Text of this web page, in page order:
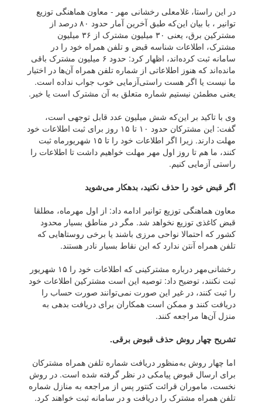
در این راستا، غلامعلی رخشانی مهر - معاون هماهنگی توزیع
توانیر ، با بیان این‌که طبق آخرین آمار حدود ۸۰ درصد از
مشترکین برق، یعنی ۳۰ میلیون مشترک از ۳۶ میلیون
مشترک، اطلاعات شناسه قبض و تلفن همراه خود را در
سامانه ثبت کرده‌اند، اظهار کرد: حدود ۶ میلیون مشترک باقی
مانده‌اند که هنوز اطلاعاتی از شماره تلفن همراه آن‌ها در اختیار
ما نیست یا اگر هست راستی‌آزمایی خوب جواب نداده است.
یعنی مطمئن نیستیم شماره متعلق به آن مشترک است یا خیر.
وی با تاکید بر این‌که شش میلیون عدد قابل توجهی است،
گفت: این مشترکان حدود ۱۰ تا ۱۵ روز برای ثبت اطلاعات خود
مهلت دارند. زیرا اگر اطلاعات خود را تا ۱۵ شهریورماه ثبت
کنند، ما هم تا روز اول مهر مهلت خواهیم داشت تا اطلاعات را
راستی آزمایی کنیم.
اگر قبض خود را حذف نکنید، بدهکار می‌شوید
معاون هماهنگی توزیع توانیر ادامه داد: از اول مهرماه، مطلقا
قبض کاغذی توزیع نخواهد شد. مگر در مناطق بسیار محدود
کشور که احتمالا نواحی مرزی باشند یا برخی روستا‌هایی که
تلفن همراه آنتن ندارد که این نقاط بسیار نادر هستند.
رخشانی‌مهر درباره مشترکینی که اطلاعات خود را ۱۵ شهریور
ثبت نکنند، توضیح داد: توصیه این است مشترکین اطلاعات خود
را ثبت کنند، در غیر این صورت نمی‌توانند صورت حساب را
دریافت کنند و ممکن است همکاران برای دریافت بدهی به
منزل آن‌ها مراجعه کنند.
تشریح چهار روش حذف قبوض برقی.
اما چهار روش به‌منظور دریافت شماره تلفن همراه مشترکان
برای ارسال قبوض پیامکی در نظر گرفته شده است. در روش
نخست، ماموران قرائت کنتور پس از مراجعه به منازل شماره
تلفن همراه مشترک را دریافت و در سامانه ثبت خواهند کرد.